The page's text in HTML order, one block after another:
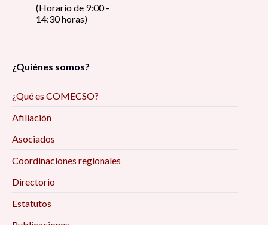
(Horario de 9:00 -
14:30 horas)
¿Quiénes somos?
¿Qué es COMECSO?
Afiliación
Asociados
Coordinaciones regionales
Directorio
Estatutos